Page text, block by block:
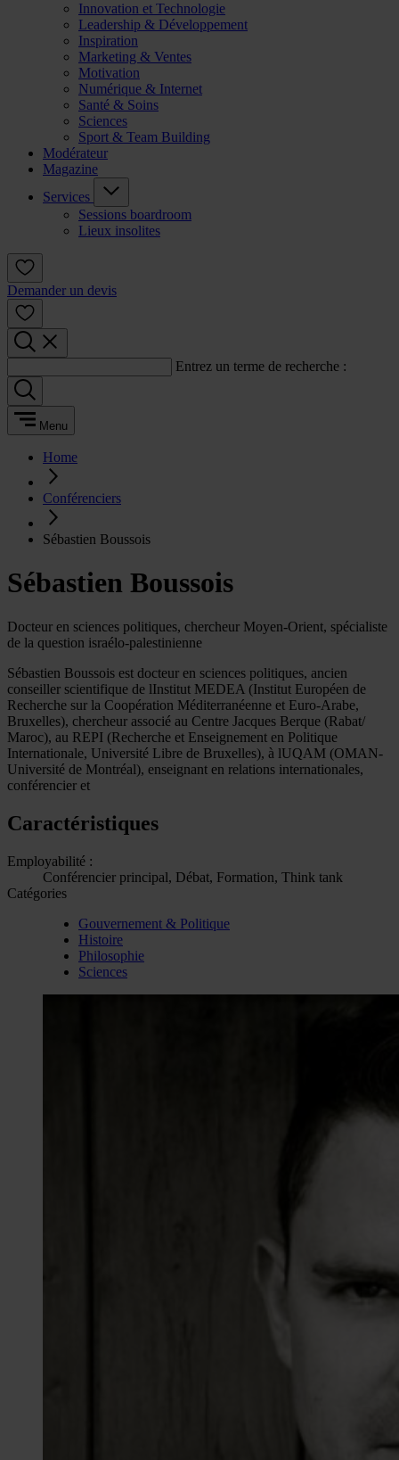
Innovation et Technologie
Leadership & Développement
Inspiration
Marketing & Ventes
Motivation
Numérique & Internet
Santé & Soins
Sciences
Sport & Team Building
Modérateur
Magazine
Services
Sessions boardroom
Lieux insolites
Demander un devis
Entrez un terme de recherche :
Menu
Home
Conférenciers
Sébastien Boussois
Sébastien Boussois
Docteur en sciences politiques, chercheur Moyen-Orient, spécialiste
de la question israélo-palestinienne
Sébastien Boussois est docteur en sciences politiques, ancien
conseiller scientifique de lInstitut MEDEA (Institut Européen de
Recherche sur la Coopération Méditerranéenne et Euro-Arabe,
Bruxelles), chercheur associé au Centre Jacques Berque (Rabat/
Maroc), au REPI (Recherche et Enseignement en Politique
Internationale, Université Libre de Bruxelles), à lUQAM (OMAN-
Université de Montréal), enseignant en relations internationales,
conférencier et
Caractéristiques
Employabilité :
Conférencier principal, Débat, Formation, Think tank
Catégories
Gouvernement & Politique
Histoire
Philosophie
Sciences